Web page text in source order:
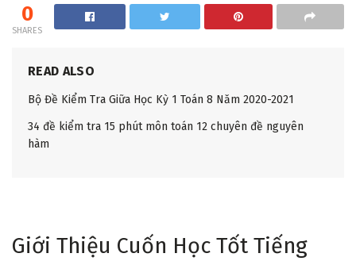
0
SHARES
READ ALSO
Bộ Đề Kiểm Tra Giữa Học Kỳ 1 Toán 8 Năm 2020-2021
34 đề kiểm tra 15 phút môn toán 12 chuyên đề nguyên
hàm
Giới Thiệu Cuốn Học Tốt Tiếng